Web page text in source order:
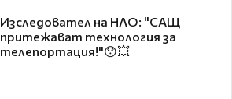
Изследовател на НЛО: "САЩ
притежават технология за
телепортация!"😯💥